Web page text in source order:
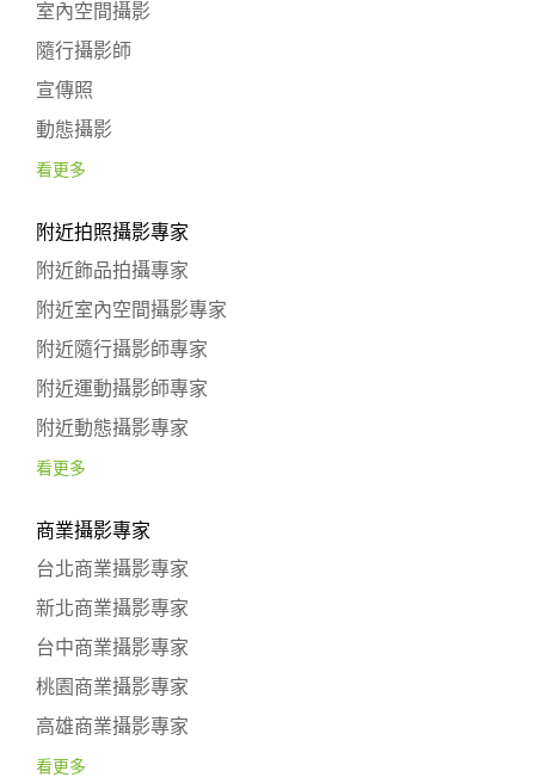
室內空間攝影
隨行攝影師
宣傳照
動態攝影
看更多
附近拍照攝影專家
附近飾品拍攝專家
附近室內空間攝影專家
附近隨行攝影師專家
附近運動攝影師專家
附近動態攝影專家
看更多
商業攝影專家
台北商業攝影專家
新北商業攝影專家
台中商業攝影專家
桃園商業攝影專家
高雄商業攝影專家
看更多